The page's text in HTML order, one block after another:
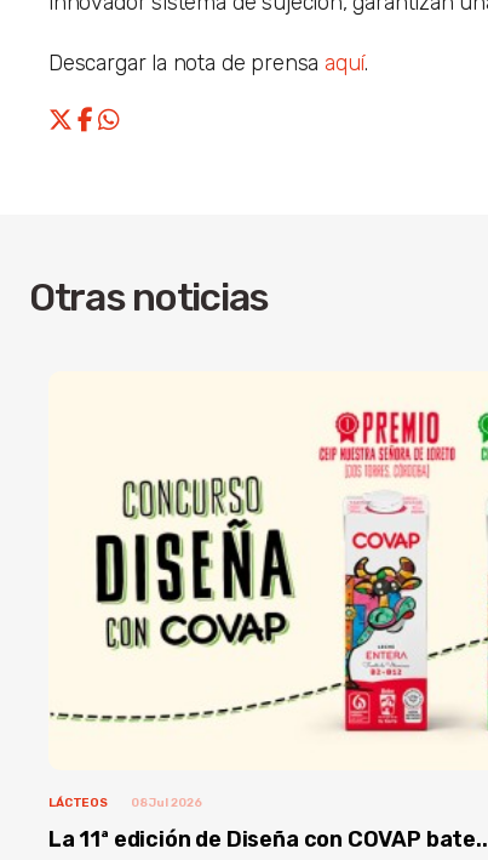
Descargar la nota de prensa aquí.
Otras noticias
LÁCTEOS 08 Jul 2026
La 11ª edición de Diseña con COVAP